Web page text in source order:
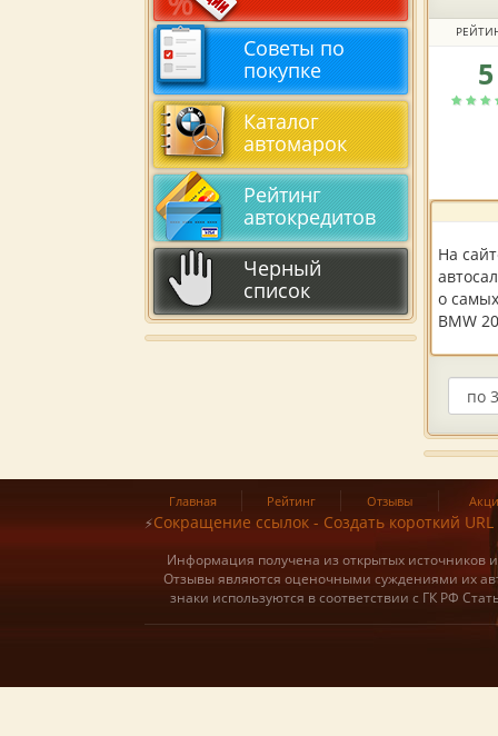
5
На
о
BMW
Советы по
покупке
Каталог
автомарок
Рейтинг
автокредитов
Черный
список
Главная Рейтинг Отзывы
⚡Сокращение ссылок - Создать короткий URL
Информация получена из открытых источников
Отзывы являются оценочными суждениями их
знаки используются в соответствии с ГК РФ